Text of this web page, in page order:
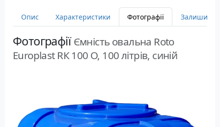
Опис Характеристики Фотографії Залишити
ФотографіїЄмність овальна Roto
Europlast RК 100 О, 100 літрів, синій